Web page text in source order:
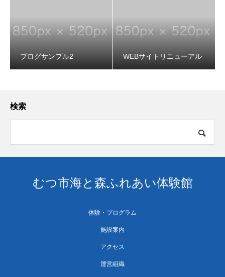
ブログサンプル2 WEBサイトリニューアル
検索
むつ市海と森ふれあい体験館
体験・プログラム
施設案内
アクセス
運営組織